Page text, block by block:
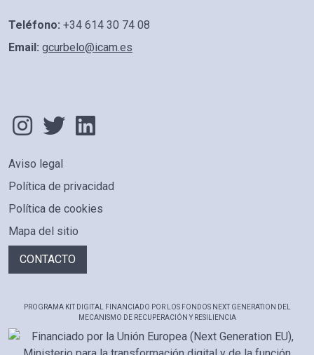
Teléfono: +34 614 30 74 08
Email: gcurbelo@icam.es
PIE DE PÁGINA
Aviso legal
Política de privacidad
Política de cookies
Mapa del sitio
CONTACTO
PROGRAMA KIT DIGITAL FINANCIADO POR LOS FONDOS NEXT GENERATION DEL
MECANISMO DE RECUPERACIÓN Y RESILIENCIA